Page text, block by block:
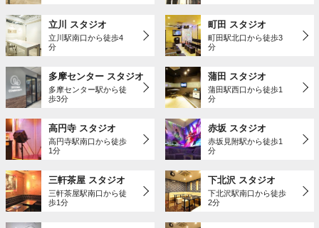
立川 スタジオ
立川駅南口から徒歩4
分
町田 スタジオ
町田駅北口から徒歩3
分
多摩センター スタジオ
多摩センター駅から徒
歩3分
蒲田 スタジオ
蒲田駅西口から徒歩1
分
高円寺 スタジオ
高円寺駅南口から徒歩
1分
赤坂 スタジオ
赤坂見附駅から徒歩1
分
三軒茶屋 スタジオ
三軒茶屋駅南口から徒
歩1分
下北沢 スタジオ
下北沢駅南口から徒歩
2分